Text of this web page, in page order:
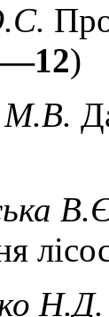
)
М.В.
Н.Д.